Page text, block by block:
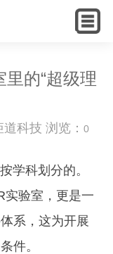
English
的“超级理
科技 浏览： 0
科划分的。
实验室，更是一
系，这为开展
件。